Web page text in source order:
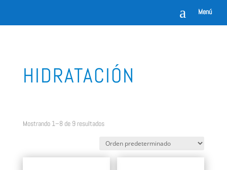
a Menú
HIDRATACIÓN
Mostrando 1–8 de 9 resultados